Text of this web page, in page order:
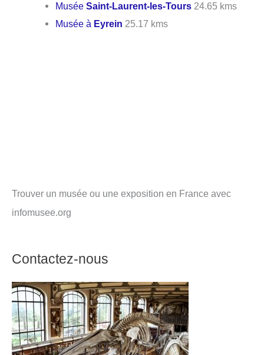
MuséeSaint-Laurent-les-Tours 24.65 kms
Musée à Eyrein 25.17 kms
Trouver un musée ou une exposition en France avec
infomusee.org
Contactez-nous